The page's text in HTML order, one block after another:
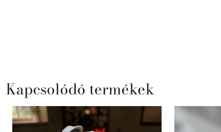
Kapcsolódó termékek